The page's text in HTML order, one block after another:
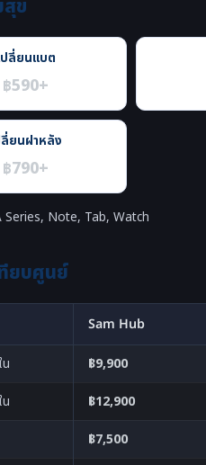
ข
ปลี่ยนแบต
฿590+
ลี่ยนฝาหลัง
฿790+
Note, Tab, Watch
ยบศูนย์
Sam Hub
฿9,900
฿12,900
฿7,500